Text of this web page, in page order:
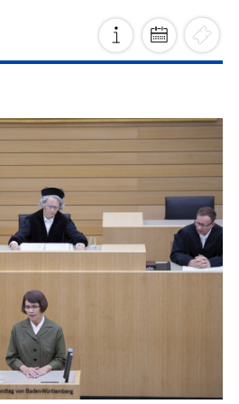
/ 42 € / D
Meeting point staircase opera